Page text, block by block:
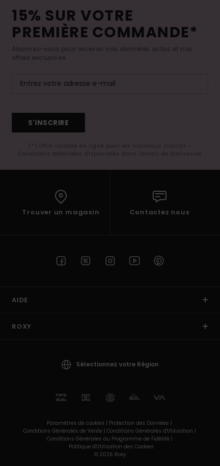
15% SUR VOTRE
PREMIÈRE COMMANDE*
Abonnez-vous pour recevoir nos dernières actus et nos
offres exclusives.
S'INSCRIRE
(*) Offre valable en ligne pour les nouveaux inscrits -
Conditions détaillées disponibles dans l'email de bienvenue
Trouver un magasin Contactez nous
AIDE
ROXY
Sélectionnez votre Région
Paramètres de cookies | Protection des Données |
Conditions Générales de Vente | Conditions Générales d'Utilisation |
Conditions Générales du Programme de Fidélité |
Politique d'Utilisation des Cookies
© 2026 Roxy